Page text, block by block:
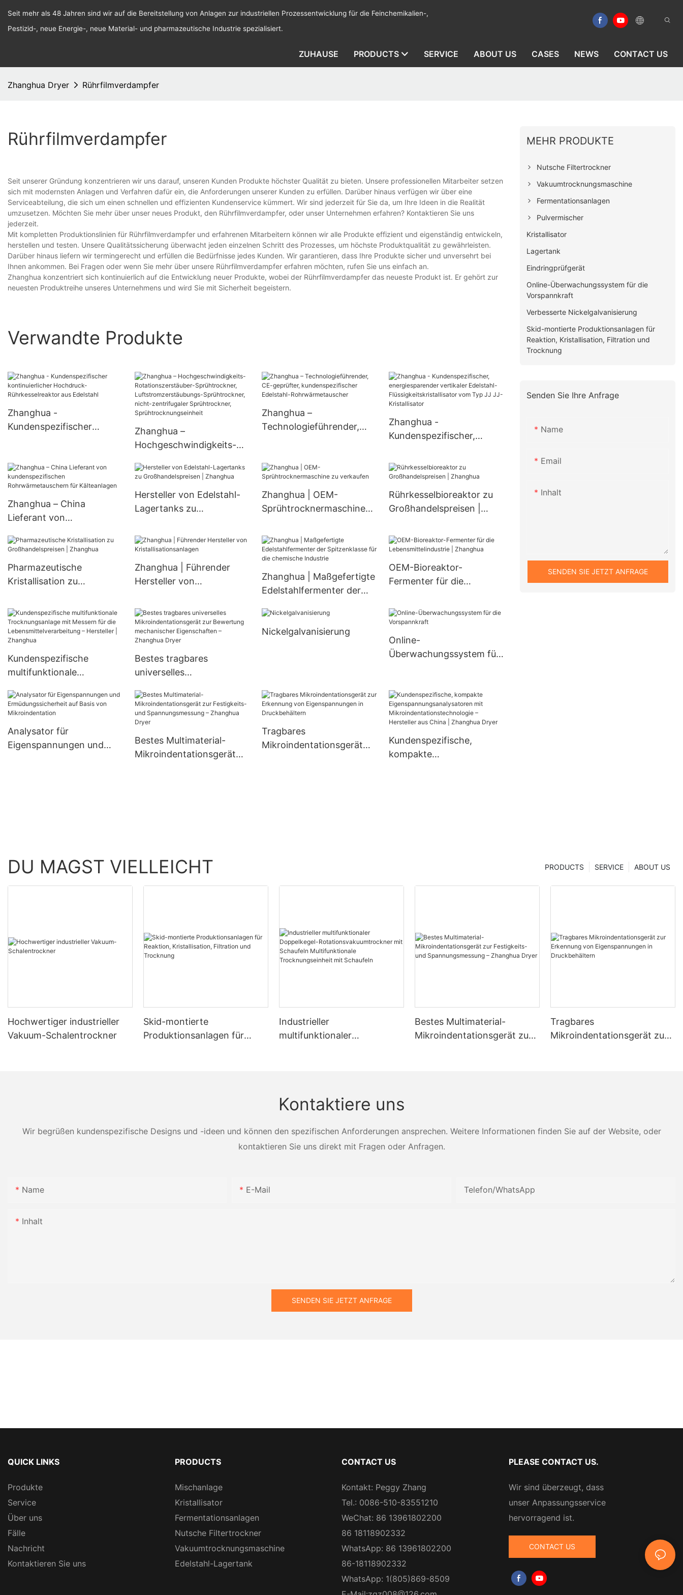
Seit mehr als 48 Jahren sind wir auf die Bereitstellung von Anlagen zur industriellen Prozessentwicklung für die Feinchemikalien-,
Pestizid-, neue Energie-, neue Material- und pharmazeutische Industrie spezialisiert.
ZUHAUSE PRODUCTS SERVICE ABOUT US CASES NEWS CONTACT US
Zhanghua Dryer Rührfilmverdampfer
Rührfilmverdampfer
Seit unserer Gründung konzentrieren wir uns darauf, unseren Kunden Produkte höchster Qualität zu bieten. Unsere professionellen Mitarbeiter setzen
sich mit modernsten Anlagen und Verfahren dafür ein, die Anforderungen unserer Kunden zu erfüllen. Darüber hinaus verfügen wir über eine
Serviceabteilung, die sich um einen schnellen und effizienten Kundenservice kümmert. Wir sind jederzeit für Sie da, um Ihre Ideen in die Realität
umzusetzen. Möchten Sie mehr über unser neues Produkt, den Rührfilmverdampfer, oder unser Unternehmen erfahren? Kontaktieren Sie uns
jederzeit.
Mit kompletten Produktionslinien für Rührfilmverdampfer und erfahrenen Mitarbeitern können wir alle Produkte effizient und eigenständig entwickeln,
herstellen und testen. Unsere Qualitätssicherung überwacht jeden einzelnen Schritt des Prozesses, um höchste Produktqualität zu gewährleisten.
Darüber hinaus liefern wir termingerecht und erfüllen die Bedürfnisse jedes Kunden. Wir garantieren, dass Ihre Produkte sicher und unversehrt bei
Ihnen ankommen. Bei Fragen oder wenn Sie mehr über unsere Rührfilmverdampfer erfahren möchten, rufen Sie uns einfach an.
Zhanghua konzentriert sich kontinuierlich auf die Entwicklung neuer Produkte, wobei der Rührfilmverdampfer das neueste Produkt ist. Er gehört zur
neuesten Produktreihe unseres Unternehmens und wird Sie mit Sicherheit begeistern.
Verwandte Produkte
Zhanghua -
Kundenspezifischer
Rührkesselreaktor aus
Edelstahl
Zhanghua –
Hochgeschwindigkeits-
Sprühtrockner,
Sprühtrockner, nicht-
zentrifugaler
Sprühtrocknungseinheit
Zhanghua –
Technologieführender,
Edelstahl-
Rohrwärmetauscher
Zhanghua -
Kundenspezifischer,
vertikaler Edelstahl-
Flüssigkeitskristallisator
vom Typ JJ JJ-
Kristallisator
Zhanghua – China
Lieferant von
Rohrwärmetauschern für
Hersteller von Edelstahl-
Lagertanks zu
Zhanghua
Zhanghua | OEM-
Sprühtrocknermaschine
Rührkesselbioreaktor zu
Großhandelspreisen |
Pharmazeutische
Kristallisation zu
Zhanghua
Zhanghua | Führender
Hersteller von
Zhanghua | Maßgefertigte
Edelstahlfermenter der
chemische Industrie
OEM-Bioreaktor-
Fermenter für die
Zhanghua
Kundenspezifische
multifunktionale
Messern für die
Lebensmittelverarbeitung
– Hersteller | Zhanghua
Bestes tragbares
universelles
zur Bewertung
mechanischer
Eigenschaften – Zhanghua
Dryer
Nickelgalvanisierung
Online-
Überwachungssystem für
Analysator für
Eigenspannungen und
Bestes Multimaterial-
Mikroindentationsgerät
Tragbares
Mikroindentationsgerät
Kundenspezifische,
kompakte
MEHR PRODUKTE
Nutsche Filtertrockner
Vakuumtrocknungsmaschine
Fermentationsanlagen
Pulvermischer
Kristallisator
Lagertank
Eindringprüfgerät
Online-Überwachungssystem für die
Vorspannkraft
Verbesserte Nickelgalvanisierung
Skid-montierte Produktionsanlagen für
Reaktion, Kristallisation, Filtration und
Trocknung
Senden Sie Ihre Anfrage
Name
Email
Inhalt
SENDEN SIE JETZT ANFRAGE
DU MAGST VIELLEICHT ABOUT US
SERVICE
PRODUCTS
Hochwertiger industrieller
Vakuum-Schalentrockner
Skid-montierte
Produktionsanlagen für
Industrieller
multifunktionaler
Trocknungseinheit mit
Bestes Multimaterial-
Mikroindentationsgerät zur
Tragbares
Mikroindentationsgerät zur
Kontaktiere uns
Wir begrüßen kundenspezifische Designs und -ideen und können den spezifischen Anforderungen ansprechen. Weitere Informationen finden Sie auf der Website, oder
kontaktieren Sie uns direkt mit Fragen oder Anfragen.
Name E-Mail Telefon/WhatsApp
Inhalt
SENDEN SIE JETZT ANFRAGE
QUICK LINKS
Produkte
Service
Über uns
Fälle
Nachricht
Kontaktieren Sie uns
PRODUCTS
Mischanlage
Kristallisator
Fermentationsanlagen
Nutsche Filtertrockner
Vakuumtrocknungsmaschine
Edelstahl-Lagertank
CONTACT US
Kontakt: Peggy Zhang
Tel.: 0086-510-83551210
WeChat: 86 13961802200
86 18118902332
WhatsApp: 86 13961802200
86-18118902332
WhatsApp: 1(805)869-8509
PLEASE CONTACT US.
Wir sind überzeugt, dass
unser Anpassungsservice
hervorragend ist.
CONTACT US